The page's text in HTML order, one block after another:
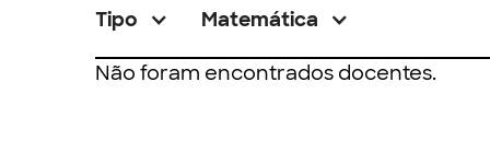
Tipo Matemática
Não foram encontrados docentes.